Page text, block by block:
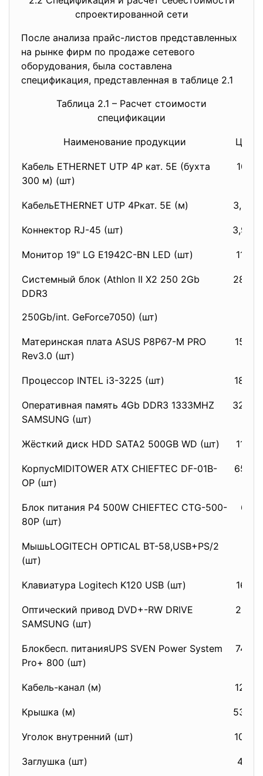
спроектированной сети
После анализа прайс-листов представленных
на рынке фирм по продаже сетевого
оборудования, была составлена
спецификация, представленная в таблице 2.1
Таблица 2.1 – Расчет стоимости
спецификации
Наименование продукции Цена
Кабель ETHERNET UTP 4P кат. 5E (бухта
300 м) (шт)
КабельETHERNET UTP 4Pкат. 5E (м)
Коннектор RJ-45 (шт)
Монитор 19" LG E1942C-BN LED (шт)
Системный блок (Athlon II X2 250 2Gb
DDR3
250Gb/int. GeForce7050) (шт)
Материнская плата ASUS P8P67-M PRO
Rev3.0 (шт)
Процессор INTEL i3-3225 (шт)
Оперативная память 4Gb DDR3 1333MHZ
SAMSUNG (шт)
Жёсткий диск HDD SATA2 500GB WD (шт)
КорпусMIDITOWER ATX CHIEFTEC DF-01B-
OP (шт)
Блок питания P4 500W CHIEFTEC CTG-500-
80P (шт)
МышьLOGITECH OPTICAL BT-58,USB+PS/2
(шт)
Клавиатура Logitech K120 USB (шт)
Оптический привод DVD+-RW DRIVE
SAMSUNG (шт)
Блокбесп. питанияUPS SVEN Power System
Pro+ 800 (шт)
Кабель-канал (м)
Крышка (м)
Уголок внутренний (шт)
Заглушка (шт)